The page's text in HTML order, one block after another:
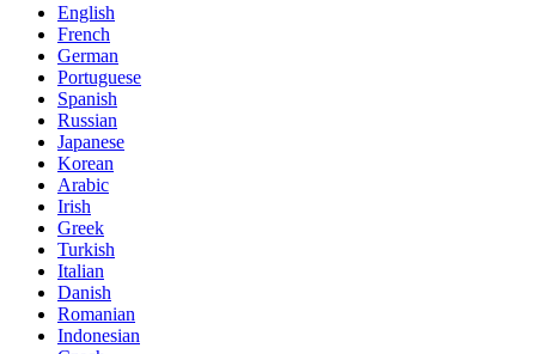
English
French
German
Portuguese
Spanish
Russian
Japanese
Korean
Arabic
Irish
Greek
Turkish
Italian
Danish
Romanian
Indonesian